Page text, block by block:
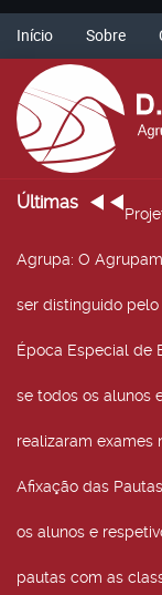
Início Sobre
Últimas
Agrupa: O
ser distinguido
Época Especial de
se todos os alunos
realizaram exames
Afixação das
os alunos e
pautas com as